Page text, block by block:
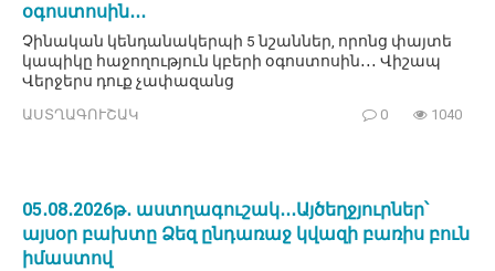
օգոստոսին․․․
Չինական կենդանակերպի 5 նշաններ, որոնց փայտե
կապիկը հաջողություն կբերի օգոստոսին․․․ Վիշապ
Վերջերս դուք չափազանց
ԱՍՏՂԱԳՈՒՇԱԿ 0 1040
05․08․2026թ․ աստղագուշակ․․․Այծեղջյուրներ՝
այսօր բախտը Ձեզ ընդառաջ կվազի բառիս բուն
իմաստով